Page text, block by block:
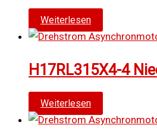
Weiterlesen
H17RL315X4-4
Weiterlesen